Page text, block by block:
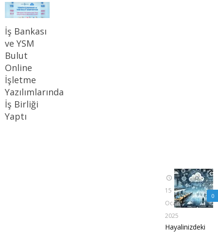
İş Bankası
ve YSM
Bulut
Online
İşletme
Yazılımlarında
İş Birliği
Yaptı
0
15
Ocak
2025
Hayalinizdeki